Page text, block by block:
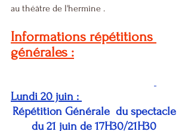
au théâtre de l'hermine .
Informations répétitions
générales :
Lundi 20 juin :
Répétition Générale  du spectacle
du 21 juin de 17H30/21H30